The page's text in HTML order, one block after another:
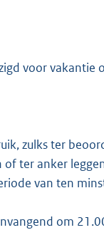
voor vakantie
zulks ter
ter anker
van ten
om